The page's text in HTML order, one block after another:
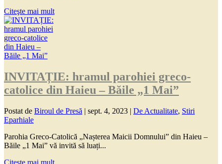
Citeşte mai mult
INVITAȚIE: hramul parohiei greco-
catolice din Haieu – Băile „1 Mai”
Postat de Biroul de Presă | sept. 4, 2023 | De Actualitate, Stiri
Eparhiale
Parohia Greco-Catolică „Nașterea Maicii Domnului” din Haieu –
Băile „1 Mai” vă invită să luați...